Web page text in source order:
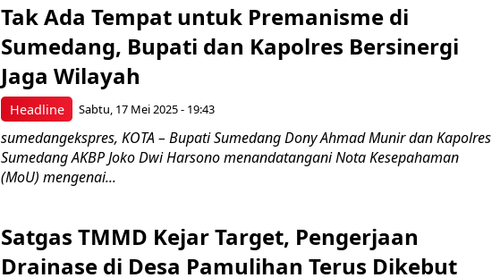
Headline
Tak Ada Tempat untuk Premanisme di
Sumedang, Bupati dan Kapolres Bersinergi
Jaga Wilayah
Sabtu, 17 Mei 2025 - 19:43
sumedangekspres, KOTA – Bupati Sumedang Dony Ahmad Munir dan Kapolres
Sumedang AKBP Joko Dwi Harsono menandatangani Nota Kesepahaman
(MoU) mengenai...
Satgas TMMD Kejar Target, Pengerjaan
Drainase di Desa Pamulihan Terus Dikebut